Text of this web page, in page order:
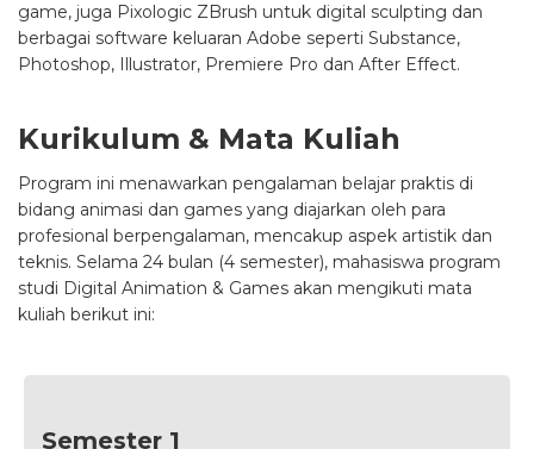
game, juga Pixologic ZBrush untuk digital sculpting dan
berbagai software keluaran Adobe seperti Substance,
Photoshop, Illustrator, Premiere Pro dan After Effect.
Kurikulum & Mata Kuliah
Program ini menawarkan pengalaman belajar praktis di
bidang animasi dan games yang diajarkan oleh para
profesional berpengalaman, mencakup aspek artistik dan
teknis. Selama 24 bulan (4 semester), mahasiswa program
studi Digital Animation & Games akan mengikuti mata
kuliah berikut ini:
Semester 1